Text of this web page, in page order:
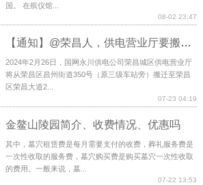
国。 在殡仪馆...
08-02 23:47
【通知】@荣昌人，供电营业厅要搬迁啦！
2024年2月26日，国网永川供电公司荣昌城区供电营业厅
将从荣昌区昌州街道350号（原三级车站旁）搬迁至荣昌
区荣昌大道2...
07-23 04:19
金鳌山陵园简介、收费情况、优惠吗
其中，墓穴租赁费是每月需要支付的收费，葬礼服务费是
一次性收取的服务费，墓穴购买费是购买墓穴一次性收取
的费用。一般来说，墓...
07-22 13:53